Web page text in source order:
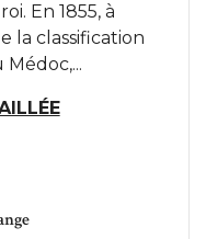
En 1855, à
la classification